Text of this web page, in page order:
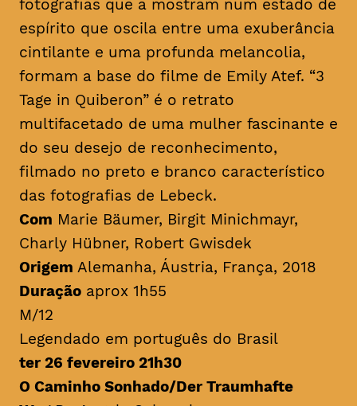
fotografias que a mostram num estado de
espírito que oscila entre uma exuberância
cintilante e uma profunda melancolia,
formam a base do filme de Emily Atef. “3
Tage in Quiberon” é o retrato
multifacetado de uma mulher fascinante e
do seu desejo de reconhecimento,
filmado no preto e branco característico
das fotografias de Lebeck.
Com Marie Bäumer, Birgit Minichmayr,
Charly Hübner, Robert Gwisdek
Origem Alemanha, Áustria, França, 2018
Duraçãoaprox 1h55
M/12
Legendado em português do Brasil
ter 26 fevereiro 21h30
O Caminho Sonhado/Der Traumhafte